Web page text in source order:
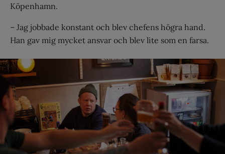
Köpenhamn.
– Jag jobbade konstant och blev chefens högra hand.
Han gav mig mycket ansvar och blev lite som en farsa.